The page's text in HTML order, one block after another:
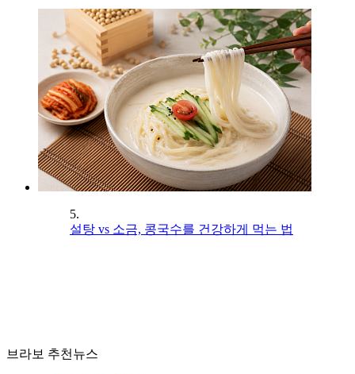
5.
설탕 vs 소금, 콩국수를 건강하게 먹는 법
브라보 추천뉴스